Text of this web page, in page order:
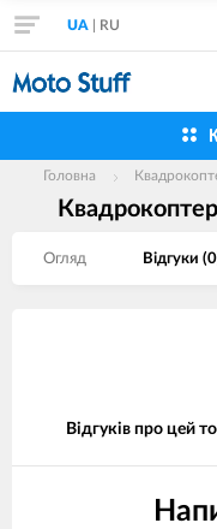
UA RU
Головна
Огляд Вiдгуки (0
Відгуків про цей